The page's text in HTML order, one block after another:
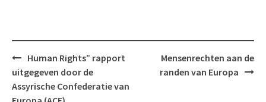
Bericht
navigatie
Human Rights” rapport
uitgegeven door de
Assyrische Confederatie van
Mensenrechten aan de
randen van Europa